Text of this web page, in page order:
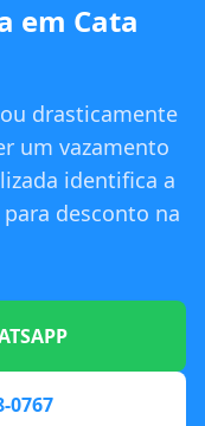
em Cata
drasticamente
um vazamento
identifica a
desconto na
0767